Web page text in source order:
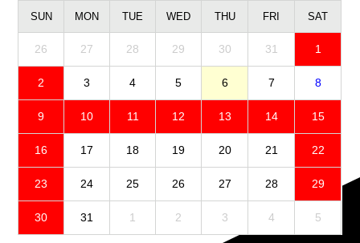
SUN MON TUE WED THU FRI SAT
26 27 28 29 30 31 1
2 3 4 5 6 7 8
9 10 11 12 13 14 15
16 17 18 19 20 21 22
23 24 25 26 27 28 29
30 31 1 2 3 4 5